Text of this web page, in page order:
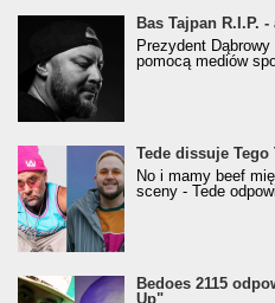
Bas Tajpan R.I.P.
Prezydent
pomocą mediów
Tede dissuje
No i mamy beef
sceny - Tede
Bedoes 2115
Up"